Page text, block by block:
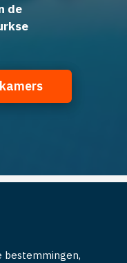
de
bestemmingen,